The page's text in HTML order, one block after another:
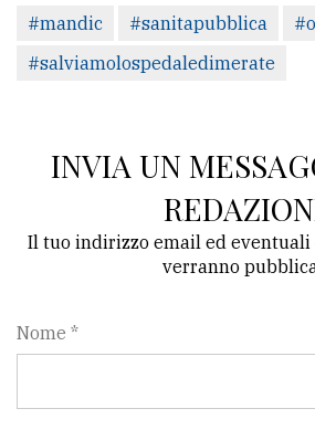
#mandic #sanitapubblica
#salviamolospedaledimerate
INVIA UN
Il tuo indirizzo email ed
verranno
Nome *